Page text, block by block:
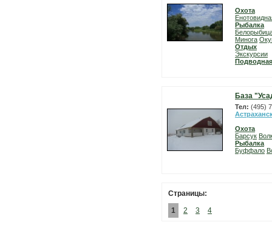
Охота
Рыбалка
Минога
Отдых
Экскурсии
База
Тел: (495)
Охота
Барсук
Рыбалка
Буффало
Страницы:
1
2 3 4